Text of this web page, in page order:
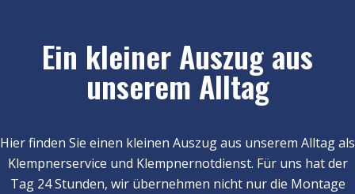
Ein kleiner Auszug aus
unserem Alltag
Hier finden Sie einen kleinen Auszug aus unserem Alltag als
Klempnerservice und Klempnernotdienst. Für uns hat der
Tag 24 Stunden, wir übernehmen nicht nur die Montage